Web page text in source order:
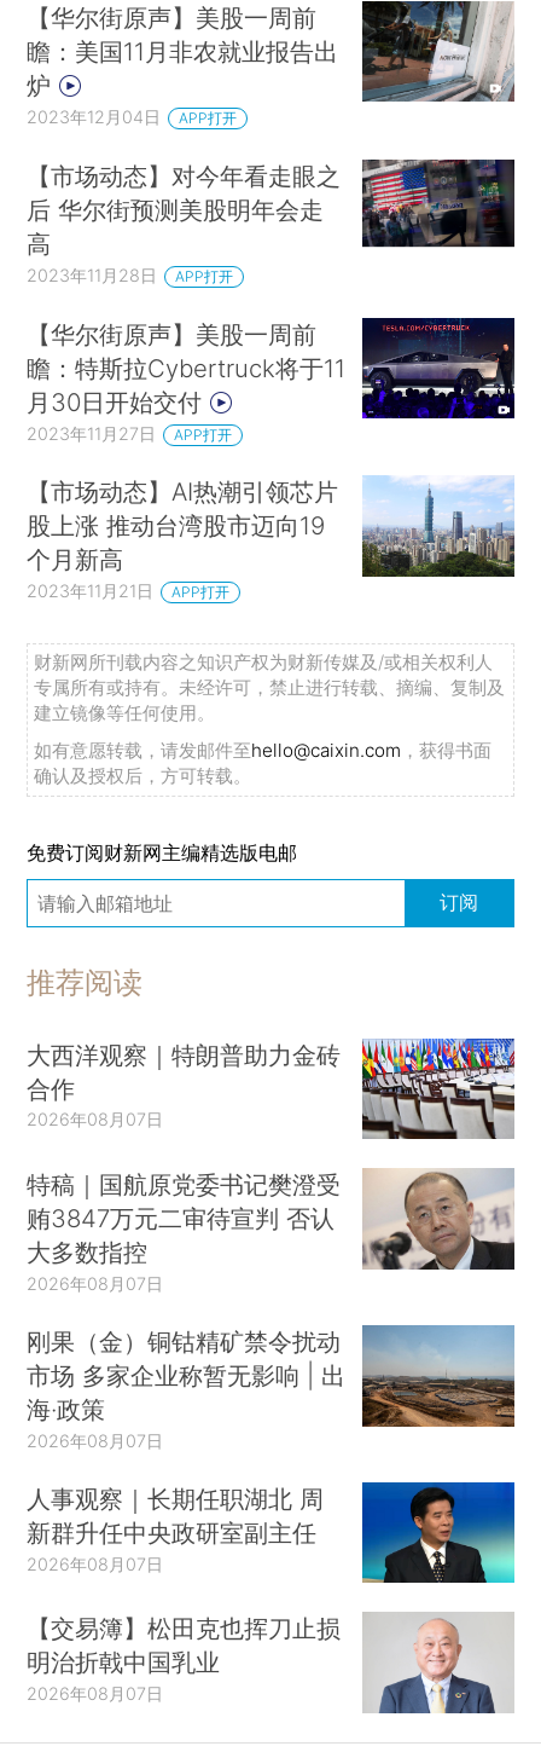
【华尔街原声】美股一周前
瞻：美国11月非农就业报告出
炉
2023年12月04日 APP打开
【市场动态】对今年看走眼之
后 华尔街预测美股明年会走
高
2023年11月28日 APP打开
【华尔街原声】美股一周前
瞻：特斯拉Cybertruck将于11
月30日开始交付
2023年11月27日 APP打开
【市场动态】AI热潮引领芯片
股上涨 推动台湾股市迈向19
个月新高
2023年11月21日 APP打开
财新网所刊载内容之知识产权为财新传媒及/或相关权利人
专属所有或持有。未经许可，禁止进行转载、摘编、复制及
建立镜像等任何使用。
如有意愿转载，请发邮件至hello@caixin.com ，获得书面
确认及授权后，方可转载。
免费订阅财新网主编精选版电邮
订阅
推荐阅读
大西洋观察｜特朗普助力金砖
合作
2026年08月07日
特稿｜国航原党委书记樊澄受
贿3847万元二审待宣判 否认
大多数指控
2026年08月07日
刚果（金）铜钴精矿禁令扰动
市场 多家企业称暂无影响 | 出
海·政策
2026年08月07日
人事观察｜长期任职湖北 周
新群升任中央政研室副主任
2026年08月07日
【交易簿】松田克也挥刀止损
明治折戟中国乳业
2026年08月07日